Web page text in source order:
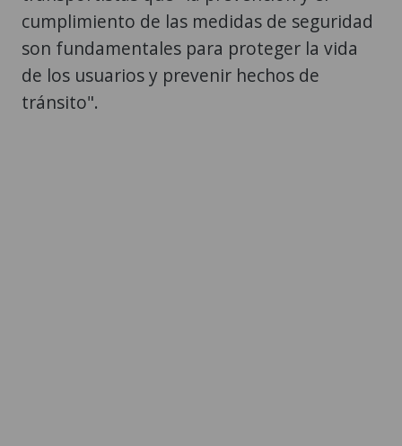
cumplimiento de las medidas de seguridad
son fundamentales para proteger la vida
de los usuarios y prevenir hechos de
tránsito".